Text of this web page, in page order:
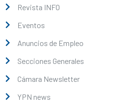
Revista INFO
Eventos
Anuncios de Empleo
Secciones Generales
Cámara Newsletter
YPN news